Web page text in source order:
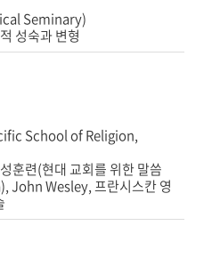
Seminary)
성숙과 변형
School of Religion,
훈련(현대 교회를 위한 말씀
John Wesley, 프란시스칸 영